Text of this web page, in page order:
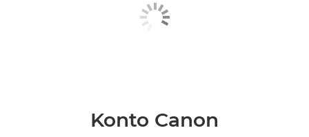
Konto Canon